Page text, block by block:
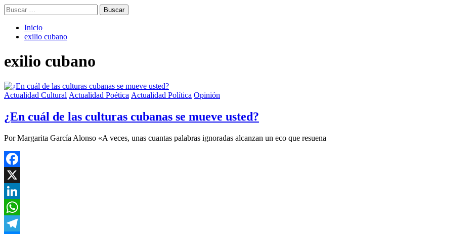
Buscar:
Inicio
exilio cubano
exilio cubano
Actualidad Cultural Actualidad Poética Actualidad Política Opinión
¿En cuál de las culturas cubanas se mueve usted?
Por Margarita García Alonso «A veces, unas cuantas palabras ignoradas alcanzan un eco que resuena
Facebook
X
LinkedIn
WhatsApp